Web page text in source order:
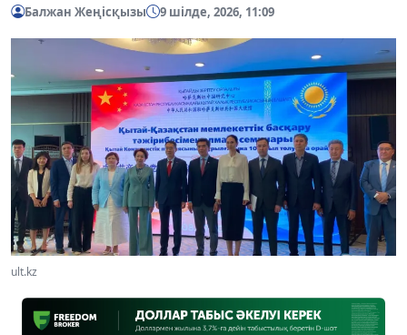
Балжан Жеңісқызы 9 шілде, 2026, 11:09
ult.kz